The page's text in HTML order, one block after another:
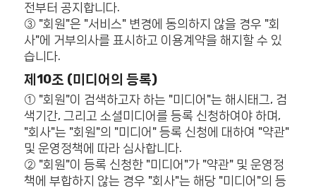
전부터 공지합니다.
③ "회원"은 "서비스" 변경에 동의하지 않을 경우 "회
사"에 거부의사를 표시하고 이용계약을 해지할 수 있
습니다.
제10조 (미디어의 등록)
① "회원"이 검색하고자 하는 "미디어"는 해시태그, 검
색기간, 그리고 소셜미디어를 등록 신청하여야 하며,
"회사"는 "회원"의 "미디어" 등록 신청에 대하여 "약관"
및 운영정책에 따라 심사합니다.
② "회원"이 등록 신청한 "미디어"가 "약관" 및 운영정
책에 부합하지 않는 경우 "회사"는 해당 "미디어"의 등